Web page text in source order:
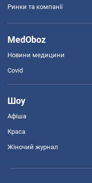
Ринки та компанії
MedOboz
Новини медицини
Covid
Шоу
Афіша
Краса
Жіночий журнал